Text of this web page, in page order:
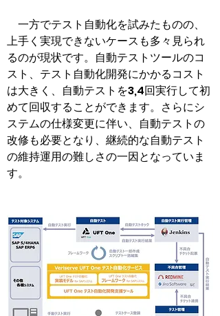
一方でテスト自動化を試みたものの、
上手く実現できないケースも多々見られ
るのが現状です。自動テストツールのコ
スト、テスト自動化開発にかかるコスト
は大きく、自動テストを3,4回実行して初
めて回収することができます。さらにシ
ステムの仕様変更に伴い、自動テストの
改修も必要となり、継続的な自動テスト
の維持運用の難しさの一因となっていま
す。